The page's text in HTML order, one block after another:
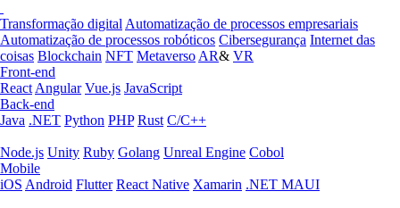
Transformação digital Automatização de processos empresariais
Automatização de processos robóticos Cibersegurança Internet das
coisas Blockchain NFT Metaverso AR& VR
Front-end
React Angular Vue.js JavaScript
Back-end
Java .NET Python PHP Rust C/C++
Node.js Unity Ruby Golang Unreal Engine Cobol
Mobile
iOS Android Flutter React Native Xamarin .NET MAUI